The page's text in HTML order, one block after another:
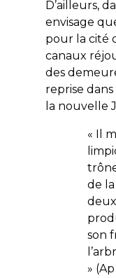
D’ailleurs,
envisage
pour la cité
canaux
des
reprise dans
la nouvelle
« Il
de
son
»